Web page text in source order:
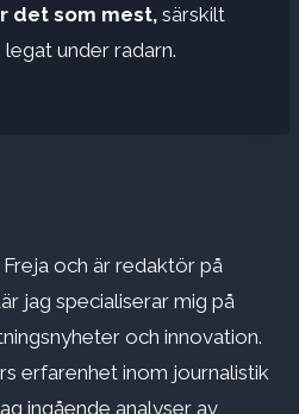
det som mest, särskilt
under radarn.
och är redaktör på
jag specialiserar mig på
och innovation.
erfarenhet inom journalistik
ingående analyser av